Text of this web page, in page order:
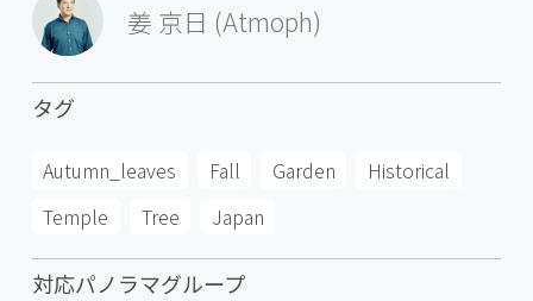
姜 京日 (Atmoph)
タグ
Autumn_leaves Fall Garden
Historical
Temple
Tree Japan
対応パノラマグループ